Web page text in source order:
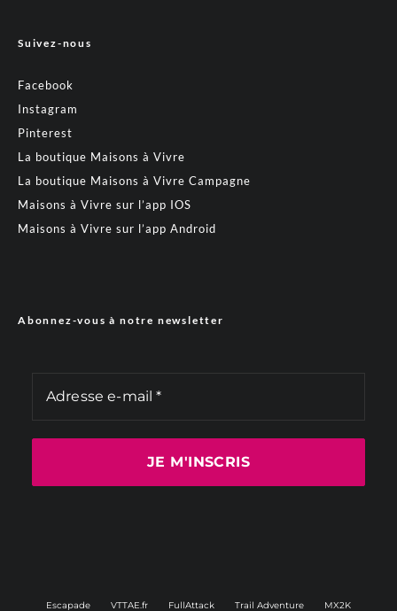
Suivez-nous
Facebook
Instagram
Pinterest
La boutique Maisons à Vivre
La boutique Maisons à Vivre Campagne
Maisons à Vivre sur l’app IOS
Maisons à Vivre sur l’app Android
Abonnez-vous à notre newsletter
Escapade VTTAE.fr FullAttack Trail Adventure MX2K